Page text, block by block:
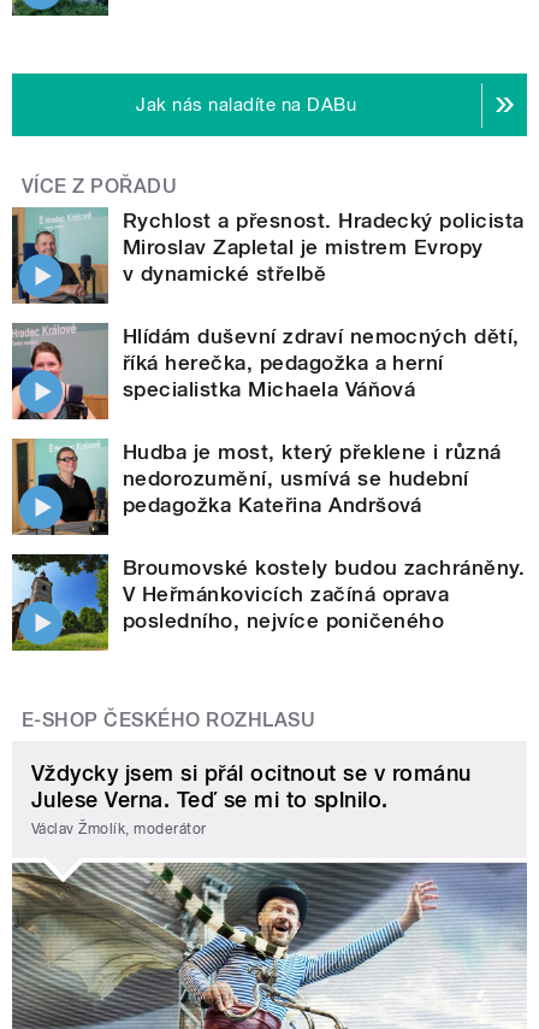
Jak nás naladíte na DABu
VÍCE Z POŘADU
Rychlost a přesnost. Hradecký policista
Miroslav Zapletal je mistrem Evropy
v dynamické střelbě
Hlídám duševní zdraví nemocných dětí,
říká herečka, pedagožka a herní
specialistka Michaela Váňová
Hudba je most, který překlene i různá
nedorozumění, usmívá se hudební
pedagožka Kateřina Andršová
Broumovské kostely budou zachráněny.
V Heřmánkovicích začíná oprava
posledního, nejvíce poničeného
E-SHOP ČESKÉHO ROZHLASU
Vždycky jsem si přál ocitnout se v románu
Julese Verna. Teď se mi to splnilo.
Václav Žmolík, moderátor